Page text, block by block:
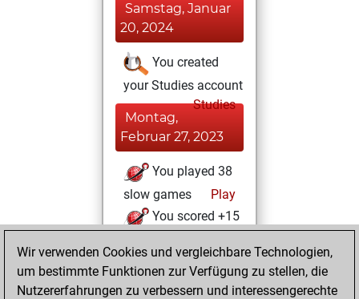
Samstag, Januar
20, 2024
You created
your Studies account
Studies
Montag,
Februar 27, 2023
You played 38
slow games
Play
You scored +15
Montag, Februar
21, 2022
Wir verwenden Cookies und vergleichbare Technologien,
um bestimmte Funktionen zur Verfügung zu stellen, die
Nutzererfahrungen zu verbessern und interessengerechte